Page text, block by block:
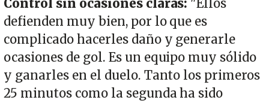
Control sin ocasiones claras: "Ellos
defienden muy bien, por lo que es
complicado hacerles daño y generarle
ocasiones de gol. Es un equipo muy sólido
y ganarles en el duelo. Tanto los primeros
25 minutos como la segunda ha sido